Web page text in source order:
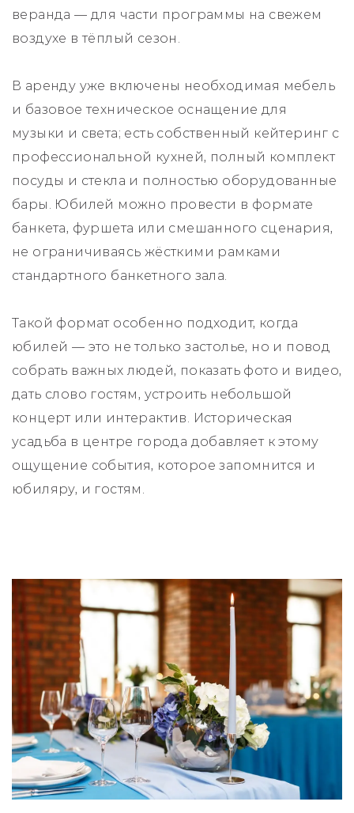
веранда — для части программы на свежем
воздухе в тёплый сезон.
В аренду уже включены необходимая мебель
и базовое техническое оснащение для
музыки и света; есть собственный кейтеринг с
профессиональной кухней, полный комплект
посуды и стекла и полностью оборудованные
бары. Юбилей можно провести в формате
банкета, фуршета или смешанного сценария,
не ограничиваясь жёсткими рамками
стандартного банкетного зала.
Такой формат особенно подходит, когда
юбилей — это не только застолье, но и повод
собрать важных людей, показать фото и видео,
дать слово гостям, устроить небольшой
концерт или интерактив. Историческая
усадьба в центре города добавляет к этому
ощущение события, которое запомнится и
юбиляру, и гостям.